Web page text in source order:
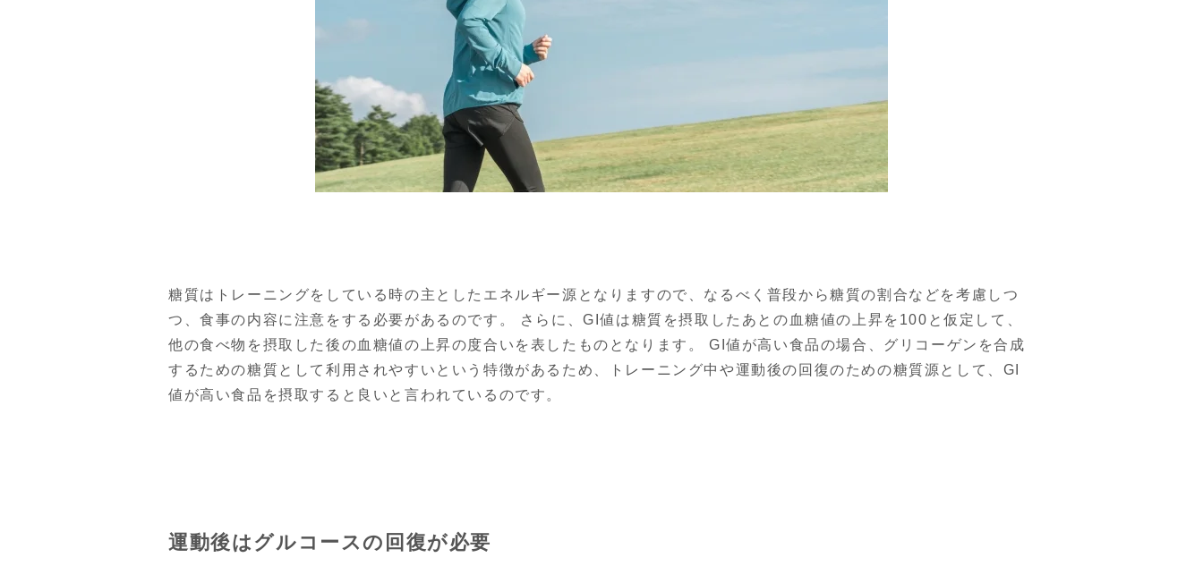
糖質はトレーニングをしている時の主としたエネルギー源となりますので、なるべく普段から糖質の割合などを考慮しつ
つ、食事の内容に注意をする必要があるのです。 さらに、GI値は糖質を摂取したあとの血糖値の上昇を100と仮定して、
他の食べ物を摂取した後の血糖値の上昇の度合いを表したものとなります。 GI値が高い食品の場合、グリコーゲンを合成
するための糖質として利用されやすいという特徴があるため、トレーニング中や運動後の回復のための糖質源として、GI
値が高い食品を摂取すると良いと言われているのです。
運動後はグルコースの回復が必要